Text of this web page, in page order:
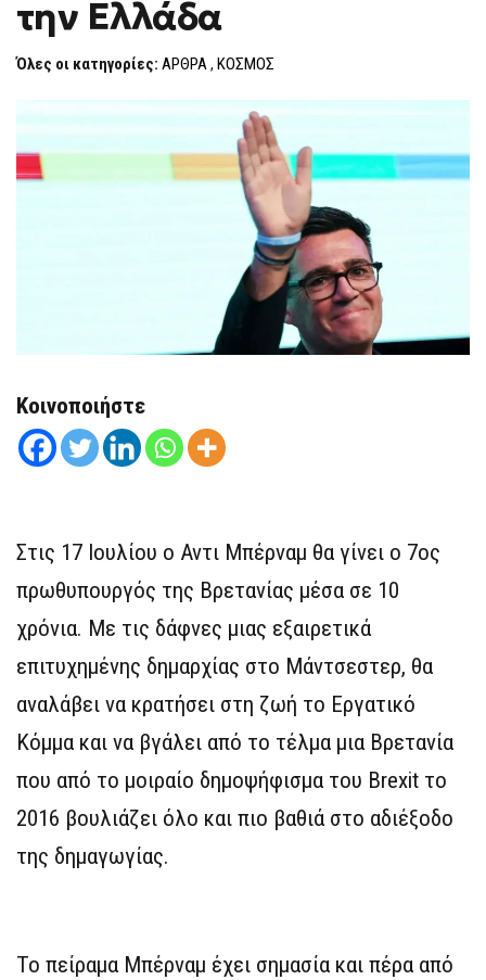
ΓΙΑ
ΤΗΝ
την Ελλάδα
Όλες οι κατηγορίες: ΑΡΘΡΑ, ΚΟΣΜΟΣ
Κοινοποιήστε
Στις 17 Ιουλίου ο Αντι Μπέρναμ θα γίνει ο 7ος
πρωθυπουργός της Βρετανίας μέσα σε 10
χρόνια. Με τις δάφνες μιας εξαιρετικά
επιτυχημένης δημαρχίας στο Μάντσεστερ, θα
αναλάβει να κρατήσει στη ζωή το Εργατικό
Κόμμα και να βγάλει από το τέλμα μια Βρετανία
που από το μοιραίο δημοψήφισμα του Brexit το
2016 βουλιάζει όλο και πιο βαθιά στο αδιέξοδο
της δημαγωγίας.
Το πείραμα Μπέρναμ έχει σημασία και πέρα από